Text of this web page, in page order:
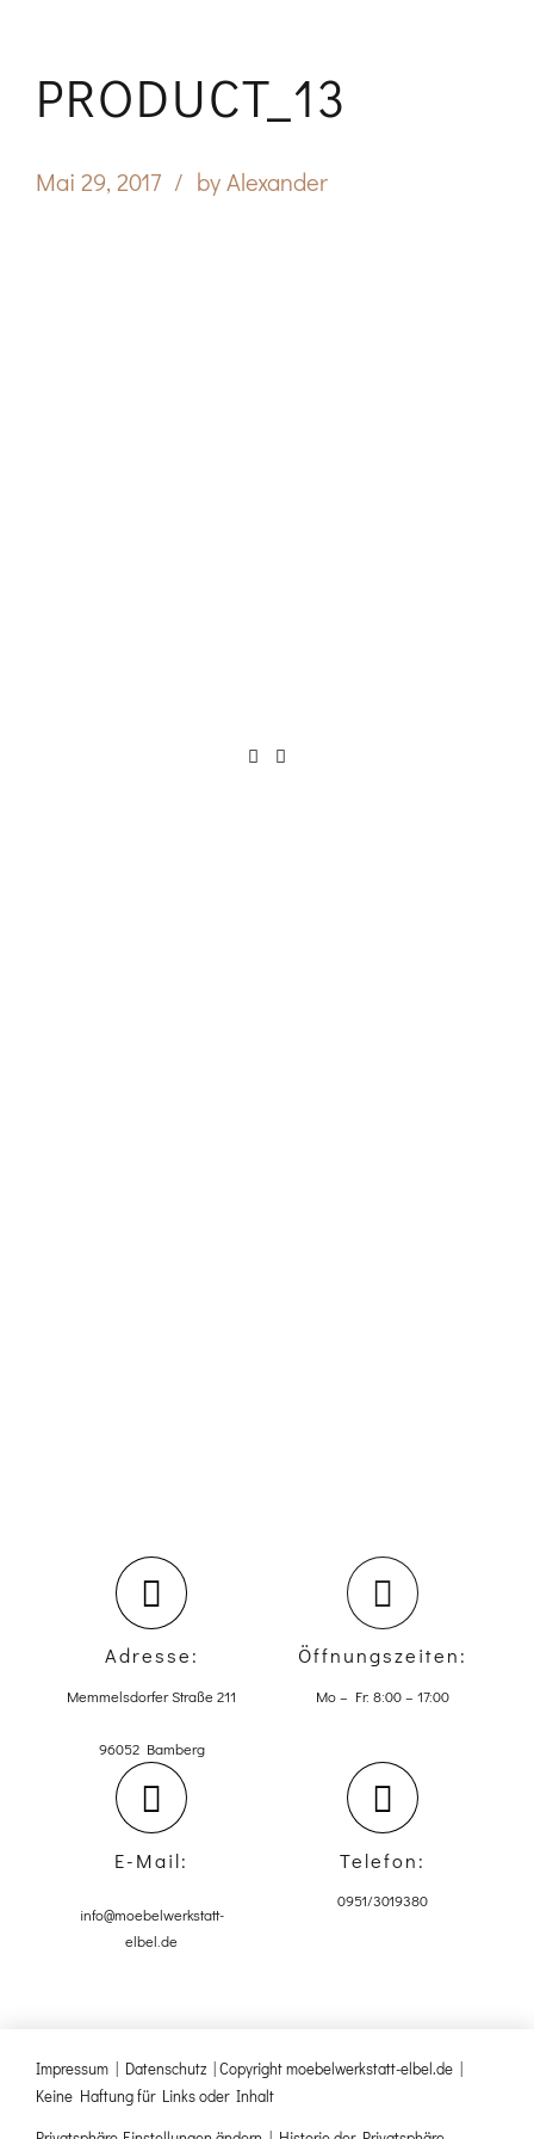
PRODUCT_13
Mai 29, 2017 by Alexander
Adresse:
Memmelsdorfer Straße 211
96052 Bamberg
Öffnungszeiten:
Mo – Fr: 8:00 – 17:00
E-Mail:
info@moebelwerkstatt-
elbel.de
Telefon:
0951/3019380
Impressum | Datenschutz | Copyright moebelwerkstatt-elbel.de |
Keine Haftung für Links oder Inhalt